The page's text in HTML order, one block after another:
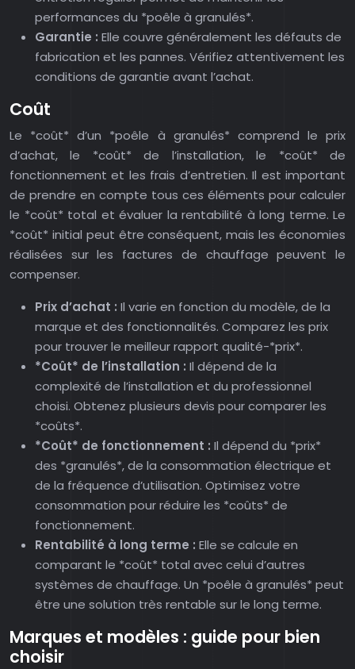
performances du *poêle à granulés*.
Garantie : Elle couvre généralement les défauts de
fabrication et les pannes. Vérifiez attentivement les
conditions de garantie avant l’achat.
Coût
Le *coût* d’un *poêle à granulés* comprend le prix
d’achat, le *coût* de l’installation, le *coût* de
fonctionnement et les frais d’entretien. Il est important
de prendre en compte tous ces éléments pour calculer
le *coût* total et évaluer la rentabilité à long terme. Le
*coût* initial peut être conséquent, mais les économies
réalisées sur les factures de chauffage peuvent le
compenser.
Prix d’achat : Il varie en fonction du modèle, de la
marque et des fonctionnalités. Comparez les prix
pour trouver le meilleur rapport qualité-*prix*.
*Coût* de l’installation : Il dépend de la
complexité de l’installation et du professionnel
choisi. Obtenez plusieurs devis pour comparer les
*coûts*.
*Coût* de fonctionnement : Il dépend du *prix*
des *granulés*, de la consommation électrique et
de la fréquence d’utilisation. Optimisez votre
consommation pour réduire les *coûts* de
fonctionnement.
Rentabilité à long terme : Elle se calcule en
comparant le *coût* total avec celui d’autres
systèmes de chauffage. Un *poêle à granulés* peut
être une solution très rentable sur le long terme.
Marques et modèles : guide pour bien
choisir